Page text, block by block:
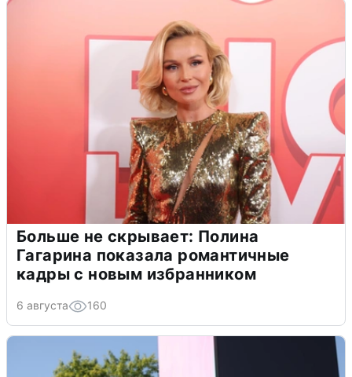
Больше не скрывает: Полина
Гагарина показала романтичные
кадры с новым избранником
6 августа 160